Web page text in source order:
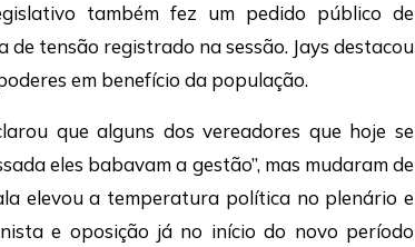
também fez um pedido público de
de tensão registrado na sessão. Jays destacou
em benefício da população.
que alguns dos vereadores que hoje se
eles babavam a gestão”, mas mudaram de
elevou a temperatura política no plenário e
e oposição já no início do novo período